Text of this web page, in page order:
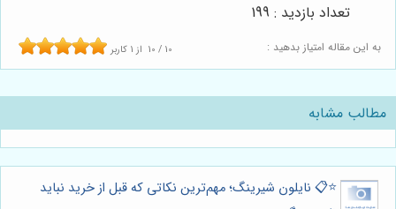
به این مقاله امتیاز بدهید : 10 / 10 از 1 کاربر
تعداد بازدید : 199
مطالب مشابه
⭐️📋 نایلون شیرینگ؛ مهم‌ترین نکاتی که قبل از خرید نباید